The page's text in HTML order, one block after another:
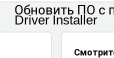
Обновить ПО с
Driver Installer